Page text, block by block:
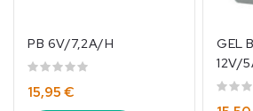
PB 6V/7,2A/h
15,95 €
GEL
12V/